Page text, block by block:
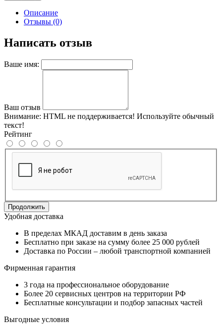
Описание
Отзывы (0)
Написать отзыв
Ваше имя:
Ваш отзыв
Внимание: HTML не поддерживается! Используйте обычный
текст!
Рейтинг
Продолжить
Удобная доставка
В пределах МКАД доставим в день заказа
Бесплатно при заказе на сумму более 25 000 рублей
Доставка по России – любой транспортной компанией
Фирменная гарантия
3 года на профессиональное оборудование
Более 20 сервисных центров на территории РФ
Бесплатные консультации и подбор запасных частей
Выгодные условия